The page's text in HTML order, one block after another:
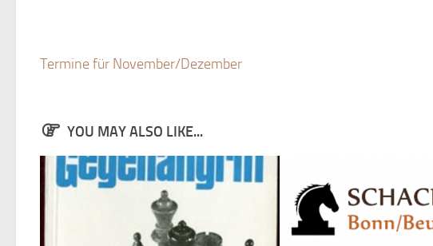
Termine für November/Dezember
YOU MAY ALSO LIKE...